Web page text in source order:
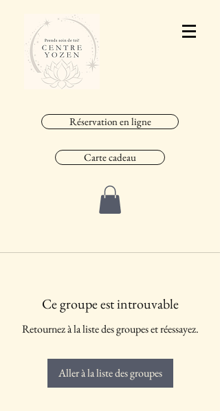
Réservation en ligne
Carte cadeau
Ce groupe est introuvable
Retournez à la liste des groupes et réessayez.
Aller à la liste des groupes